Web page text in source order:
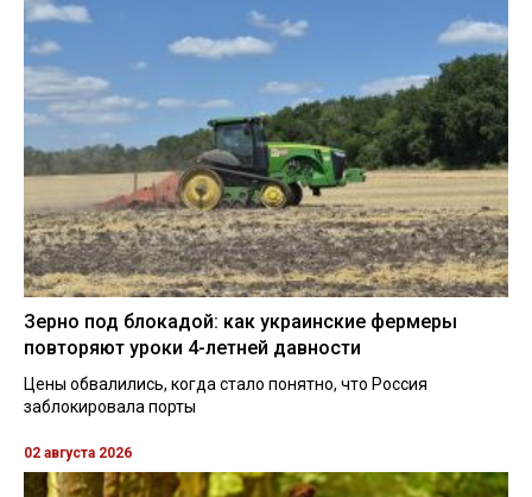
Зерно под блокадой: как украинские фермеры
повторяют уроки 4-летней давности
Цены обвалились, когда стало понятно, что Россия
заблокировала порты
02 августа 2026